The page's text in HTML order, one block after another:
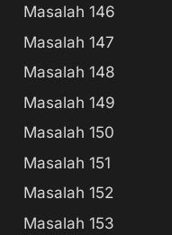
Masalah 146
Masalah 147
Masalah 148
Masalah 149
Masalah 150
Masalah 151
Masalah 152
Masalah 153